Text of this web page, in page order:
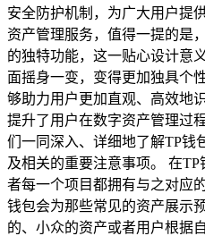
安全防护机制，为广大用户提
资产管理服务，值得一提的是
的独特功能，这一贴心设计意
面摇身一变，变得更加独具个
够助力用户更加直观、高效地
提升了用户在数字资产管理过
们一同深入、详细地了解TP钱
及相关的重要注意事项。 在
者每一个项目都拥有与之对应
钱包会为那些常见的资产展示
的、小众的资产或者用户根据